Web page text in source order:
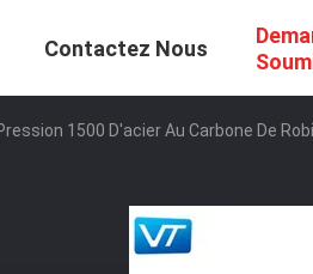
Contactez Nous
1500 D'acier Au Carbone De